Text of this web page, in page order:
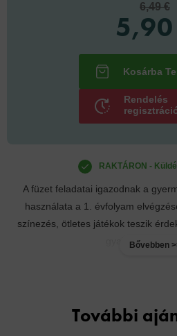
A füzet feladatai igazodnak a
használata a 1. évfolyam
színezés, ötletes játékok teszik
gyakorlást,
Bővebben
RAKTÁRON -
6,49 €
Rendelés
További